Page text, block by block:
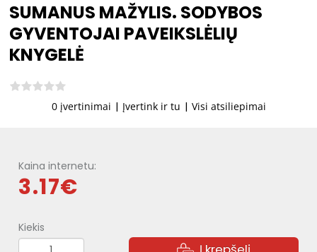
SUMANUS MAŽYLIS. SODYBOS
GYVENTOJAI PAVEIKSLĖLIŲ
KNYGELĖ
0 įvertinimai | Įvertink ir tu | Visi atsiliepimai
Kaina internetu:
3.17€
Kiekis